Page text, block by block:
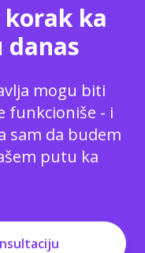
ka
mogu biti
funkcioniše - i
sam da budem
putu ka